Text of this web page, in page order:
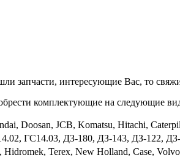
запчасти, интересующие Вас, то
комплектующие на следующие
Doosan, JCB, Komatsu, Hitachi,
ГС14.03, ДЗ-180, ДЗ-143, ДЗ-122,
Hidromek, Terex, New Holland, Case,